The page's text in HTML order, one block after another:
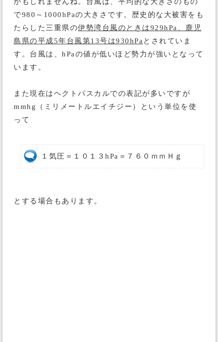
で980～1000hPaの大きさです。歴史的な大被害をも
たらした三重県の伊勢湾台風のときは929hPa、鹿児
島県の平成5年台風第13号は930hPa とされていま
す。台風は、hPaの値が低いほど勢力が強いとなって
います。
また現在はヘクトパスカルでの表記が多いですが
mmhg（ミリメートルエイチジー）という単位を使
って
１気圧＝１０１３hPa＝７６０ｍｍＨｇ
とする場合もあります。